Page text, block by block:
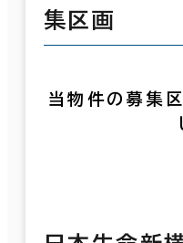
集区画
当物件の募集